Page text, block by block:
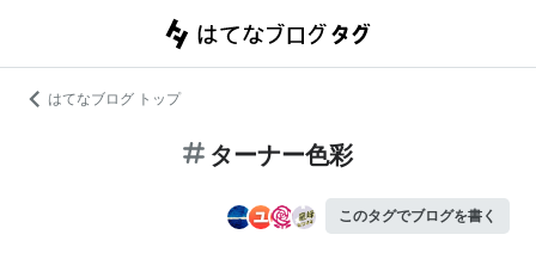
はてなブログ トップ
ターナー色彩
このタグでブログを書く